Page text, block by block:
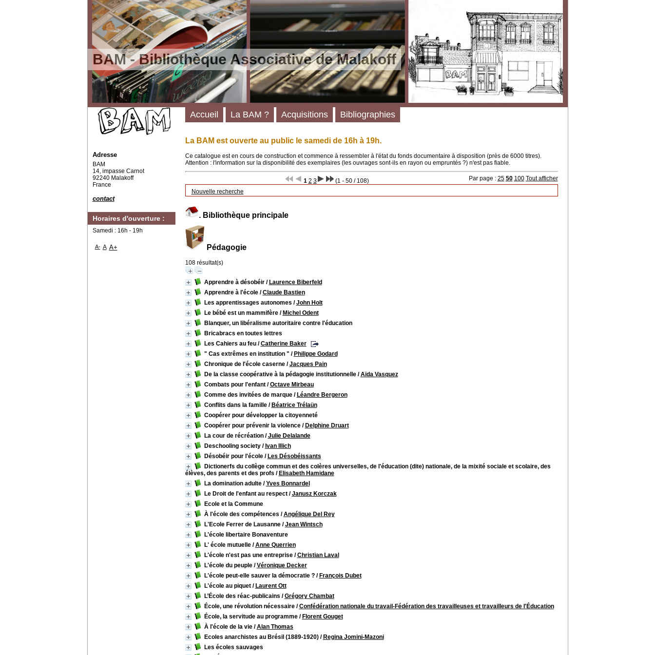
BAM - Bibliothèque Associative de Malakoff
La BAM est ouverte au public le samedi de 16h à 19h.
Ce catalogue est en cours de construction et commence à ressembler à l'état du fonds documentaire à disposition (près de 6000 titres).
Attention : l'information sur la disponibilité des exemplaires (les ouvrages sont-ils en rayon ou empruntés ?) n'est pas fiable.
1 2 3 (1 - 50 / 108) Par page : 25 50 100 Tout afficher
Nouvelle recherche
. Bibliothèque principale
Pédagogie
108 résultat(s)
Apprendre à désobéir/ Laurence Biberfeld
Apprendre à l'école/Claude Bastien
Les apprentissages autonomes /John Holt
Le bébé est un mammifère/ Michel Odent
Blanquer, un libéralisme autoritaire contre l'éducation
Bricabracs en toutes lettres
Les Cahiers au feu/Catherine Baker
" Cas extrêmes en institution " / Philippe Godard
Chronique de l'école caserne/Jacques Pain
De la classe coopérative à la pédagogie institutionnelle/Aïda Vasquez
Combats pour l'enfant/Octave Mirbeau
Comme des invitées de marque/ Léandre Bergeron
Conflits dans la famille/ Béatrice Trélaün
Coopérer pour développer la citoyenneté
Coopérer pour prévenir la violence/ Delphine Druart
La cour de récréation/Julie Delalande
Deschooling society/ Ivan Illich
Désobéir pour l'école/ Les Désobéissants
Dictionerfs du collège commun et des colères universelles, de l'éducation (dite) nationale, de la mixité sociale et scolaire, des
élèves, des parents et des profs / Elisabeth Hamidane
La domination adulte/Yves Bonnardel
Le Droit de l'enfant au respect/Janusz Korczak
Ecole et la Commune
À l'école des compétences /Angélique Del Rey
L'Ecole Ferrer de Lausanne/Jean Wintsch
L'école libertaire Bonaventure
L' école mutuelle/Anne Querrien
L'école n'est pas une entreprise/Christian Laval
L'école du peuple/Véronique Decker
L'école peut-elle sauver la démocratie ?/ François Dubet
L'école au piquet/ Laurent Ott
L’École des réac-publicains /Grégory Chambat
École, une révolution nécessaire/Confédération nationale du travail-Fédération des travailleuses et travailleurs de l'Éducation
École, la servitude au programme/ Florent Gouget
À l'école de la vie/Alan Thomas
Ecoles anarchistes au Brésil (1889-1920)/ Regina Jomini-Mazoni
Les écoles sauvages
Accueil La BAM ? Acquisitions Bibliographies
Adresse
BAM
14, impasse Carnot
92240 Malakoff
France
contact
Horaires d'ouverture :
Samedi : 16h - 19h
A- A A+